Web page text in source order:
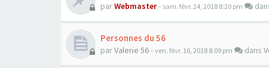
parWebmaster- sam. févr. 24, 2018 8:20 pm
Personnes du 56
parValerie 56- ven. févr. 16, 2018 8:09 pm dans